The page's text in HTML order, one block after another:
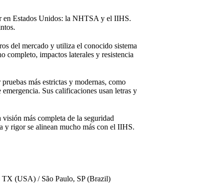
en Estados Unidos: la NHTSA y el IIHS.
del mercado y utiliza el conocido sistema
completo, impactos laterales y resistencia
más estrictas y modernas, como
Sus calificaciones usan letras y
más completa de la seguridad
y rigor se alinean mucho más con el IIHS.
TX (USA) / São Paulo, SP (Brazil)